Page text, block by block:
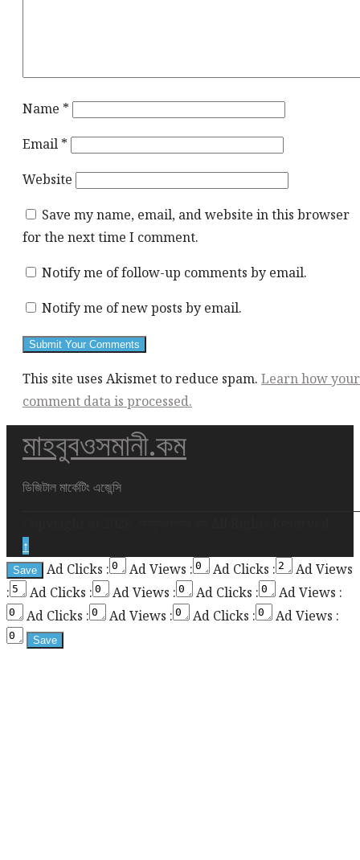
Name *
Email *
Website
Save my name, email, and website in this browser
for the next time I comment.
Notify me of follow-up comments by email.
Notify me of new posts by email.
This site uses Akismet to reduce spam. Learn how your
comment data is processed.
This
div
height
enabling
the
sticky
sidebar
মাহবুবওসমানী.কম
ডিজিটাল মার্কেটিং এজেন্সি
↑
Ad Clicks :
Ad Views : Ad Clicks :
Ad Views
:
Ad Clicks : Ad Views : Ad Clicks :
Ad Views :
Ad Clicks :
Ad Views : Ad Clicks : Ad Views :